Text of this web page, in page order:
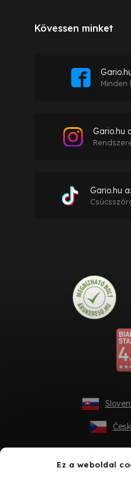
Ez a weboldal
Kövessen minket
Minden
Gario.hu
Gario.hu